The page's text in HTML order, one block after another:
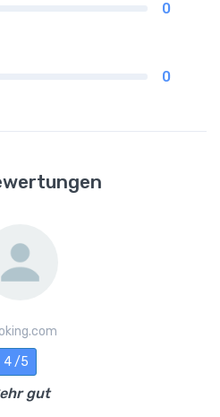
0
0
4 /5
gut